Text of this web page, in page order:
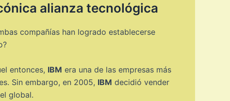
alianza tecnológica
compañías han logrado establecerse
entonces, IBM era una de las empresas más
Sin embargo, en 2005, IBM decidió vender
global.